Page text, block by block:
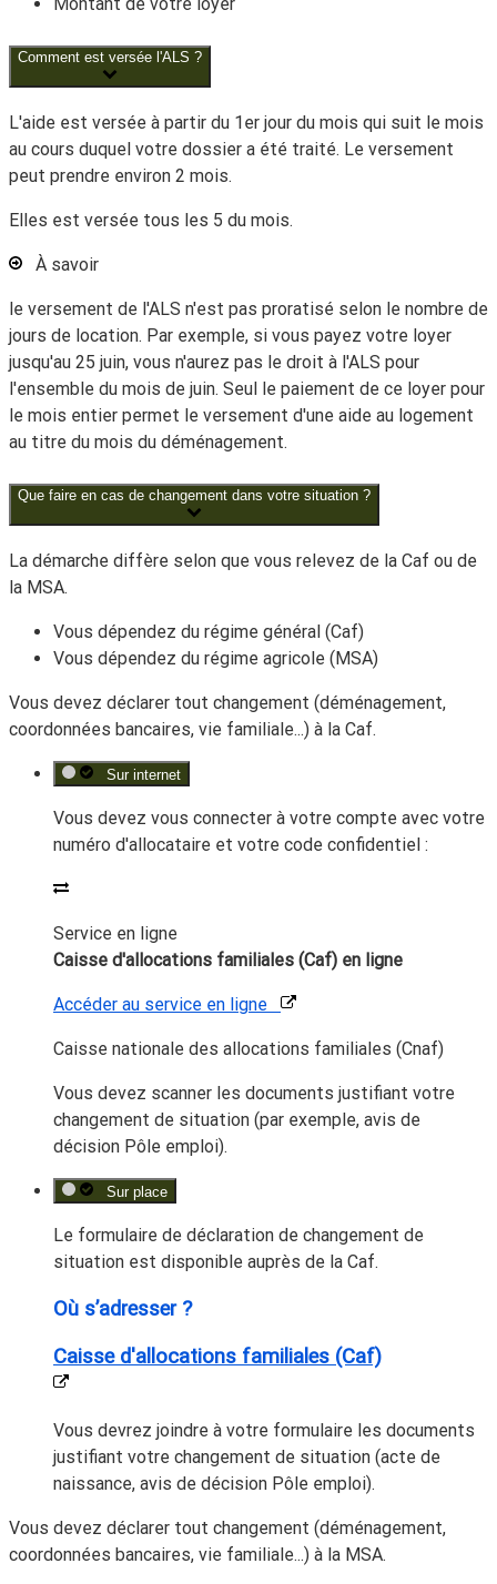
Comment est versée l'ALS ?
L'aide est versée à partir du 1er jour du mois qui suit le mois
au cours duquel votre dossier a été traité. Le versement
peut prendre environ 2 mois.
Elles est versée tous les 5 du mois.
À savoir
le versement de l'ALS n'est pas proratisé selon le nombre de
jours de location. Par exemple, si vous payez votre loyer
jusqu'au 25 juin, vous n'aurez pas le droit à l'ALS pour
l'ensemble du mois de juin. Seul le paiement de ce loyer pour
le mois entier permet le versement d'une aide au logement
au titre du mois du déménagement.
Que faire en cas de changement dans votre situation ?
La démarche diffère selon que vous relevez de la Caf ou de
la MSA.
Vous dépendez du régime général (Caf)
Vous dépendez du régime agricole (MSA)
Vous devez déclarer tout changement (déménagement,
coordonnées bancaires, vie familiale...) à la Caf.
Sur internet
Vous devez vous connecter à votre compte avec votre
numéro d'allocataire et votre code confidentiel :
Service en ligne
Caisse d'allocations familiales (Caf) en ligne
Accéder au service en ligne
Caisse nationale des allocations familiales (Cnaf)
Vous devez scanner les documents justifiant votre
changement de situation (par exemple, avis de
décision Pôle emploi).
Sur place
Le formulaire de déclaration de changement de
situation est disponible auprès de la Caf.
Où s’adresser ?
Caisse d'allocations familiales (Caf)
Vous devrez joindre à votre formulaire les documents
justifiant votre changement de situation (acte de
naissance, avis de décision Pôle emploi).
Vous devez déclarer tout changement (déménagement,
coordonnées bancaires, vie familiale...) à la MSA.